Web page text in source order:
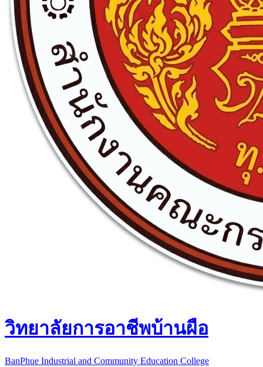
วิทยาลัยการอาชีพบ้านผือ
BanPhue Industrial and Community Education College